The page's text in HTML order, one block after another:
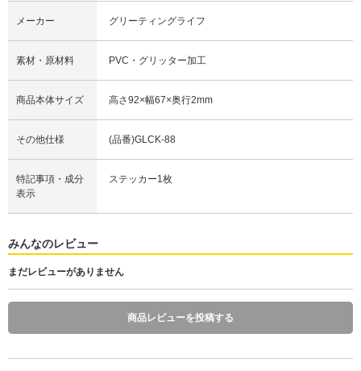
メーカー グリーティングライフ
素材・原材料 PVC・グリッター加工
商品本体サイズ 高さ92×幅67×奥行2mm
その他仕様 (品番)GLCK-88
特記事項・成分
表示
ステッカー1枚
みんなのレビュー
まだレビューがありません
商品レビューを投稿する